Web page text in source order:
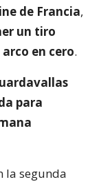
de Francia,
un tiro
en cero.
para
la segunda